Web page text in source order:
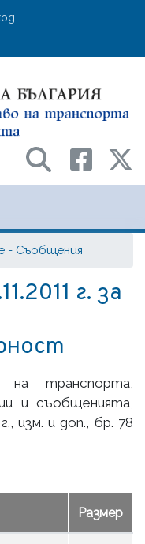
- Съобщения
г. за
транспорта,
и съобщенията,
изм. и доп., бр. 78
Размер